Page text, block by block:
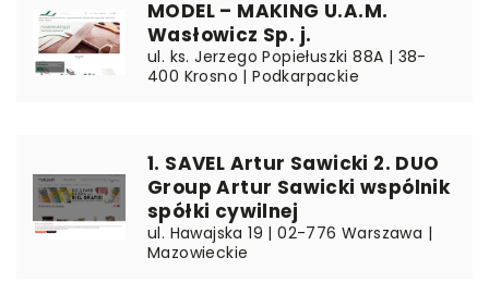
MODEL – MAKING U.A.M.
Wasłowicz Sp. j.
ul. ks. Jerzego Popiełuszki 88A | 38-
400 Krosno | Podkarpackie
1. SAVEL Artur Sawicki 2. DUO
Group Artur Sawicki wspólnik
spółki cywilnej
ul. Hawajska 19 | 02-776 Warszawa |
Mazowieckie